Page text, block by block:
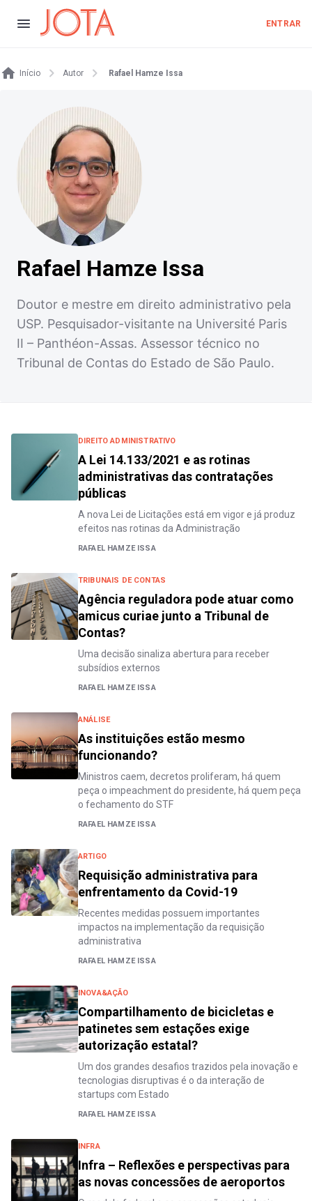
ENTRAR
Início Autor Rafael Hamze Issa
Rafael Hamze Issa
Doutor e mestre em direito administrativo pela
USP. Pesquisador-visitante na Université Paris
II – Panthéon-Assas. Assessor técnico no
Tribunal de Contas do Estado de São Paulo.
DIREITO ADMINISTRATIVO
A Lei 14.133/2021 e as rotinas
administrativas das contratações
públicas
A nova Lei de Licitações está em vigor e já produz
efeitos nas rotinas da Administração
RAFAEL HAMZE ISSA
TRIBUNAIS DE CONTAS
Agência reguladora pode atuar como
amicus curiae junto a Tribunal de
Contas?
Uma decisão sinaliza abertura para receber
subsídios externos
RAFAEL HAMZE ISSA
ANÁLISE
As instituições estão mesmo
funcionando?
Ministros caem, decretos proliferam, há quem
peça o impeachment do presidente, há quem peça
o fechamento do STF
RAFAEL HAMZE ISSA
ARTIGO
Requisição administrativa para
enfrentamento da Covid-19
Recentes medidas possuem importantes
impactos na implementação da requisição
administrativa
RAFAEL HAMZE ISSA
INOVA&AÇÃO
Compartilhamento de bicicletas e
patinetes sem estações exige
autorização estatal?
Um dos grandes desafios trazidos pela inovação e
tecnologias disruptivas é o da interação de
startups com Estado
RAFAEL HAMZE ISSA
INFRA
Infra – Reflexões e perspectivas para
as novas concessões de aeroportos